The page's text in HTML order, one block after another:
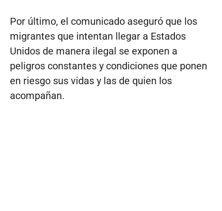
Por último, el comunicado aseguró que los
migrantes que intentan llegar a Estados
Unidos de manera ilegal se exponen a
peligros constantes y condiciones que ponen
en riesgo sus vidas y las de quien los
acompañan.